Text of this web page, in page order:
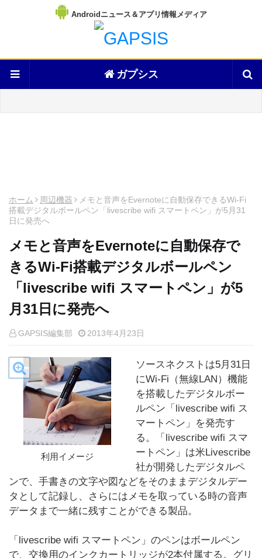
Androidニュース＆アプリ情報メディア
ガプシス
ホーム 周辺機器
メモと音声をEvernoteに自動保存できるWi-Fi
搭載デジタルボールペン「livescribe wifi スマートペン」が5月31
日に発売へ
メモと音声をEvernoteに自動保存で
きるWi-Fi搭載デジタルボールペン
「livescribe wifi スマートペン」が5
月31日に発売へ
GAPSIS編集部 2013年4月23日
利用イメージ
ソースネクストは5月31日
にWi-Fi（無線LAN）機能
を搭載したデジタルボー
ルペン「livescribe wifi ス
マートペン」を発売す
る。「livescribe wifi スマ
ートペン」は米Livescribe
社が開発したデジタルペ
ンで、手書きの文字や図などをそのままデジタルデー
タとして記録し、さらにはメモを取っている時の音声
データまで一緒に残すことができる製品。
「livescribe wifi スマートペン」のペンはボールペン
で、交換用のインクカートリッジが2本付属する。グリ